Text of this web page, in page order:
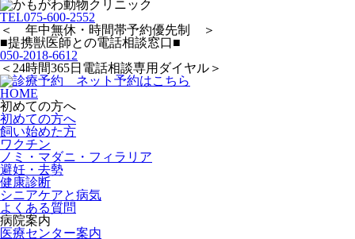
TEL075-600-2552
＜ 年中無休・時間帯予約優先制 ＞
■提携獣医師との電話相談窓口■
050-2018-6612
＜24時間365日電話相談専用ダイヤル＞
HOME
初めての方へ
初めての方へ
飼い始めた方
ワクチン
ノミ・マダニ・フィラリア
避妊・去勢
健康診断
シニアケアと病気
よくある質問
病院案内
医療センター案内